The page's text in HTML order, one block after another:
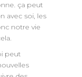
ça peut
avec soi, les
notre vie
peut